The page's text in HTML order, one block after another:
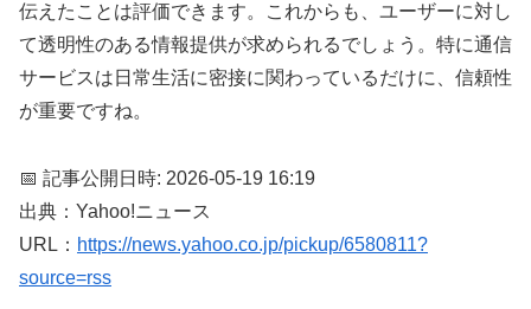
伝えたことは評価できます。これからも、ユーザーに対し
て透明性のある情報提供が求められるでしょう。特に通信
サービスは日常生活に密接に関わっているだけに、信頼性
が重要ですね。
📅 記事公開日時: 2026-05-19 16:19
出典：Yahoo!ニュース
URL： https://news.yahoo.co.jp/pickup/6580811?
source=rss